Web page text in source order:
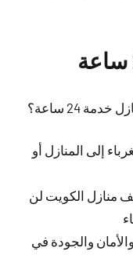
24 ساعة؟
إلى المنازل أو
منازل الكويت لن
والجودة في